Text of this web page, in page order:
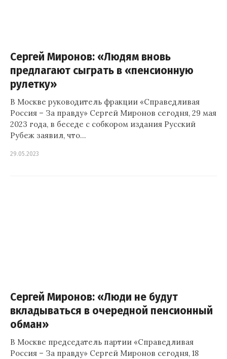
Сергей Миронов: «Людям вновь
предлагают сыграть в «пенсионную
рулетку»
В Москве руководитель фракции «Справедливая
Россия – За правду» Сергей Миронов сегодня, 29 мая
2023 года, в беседе с собкором издания Русский
Рубеж заявил, что…
29.05.2023
Сергей Миронов: «Люди не будут
вкладываться в очередной пенсионный
обман»
В Москве председатель партии «Справедливая
Россия – За правду» Сергей Миронов сегодня, 18